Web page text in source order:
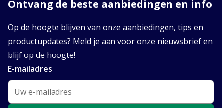
Ontvang de beste aanbiedingen en info
Op de hoogte blijven van onze aanbiedingen, tips en
productupdates? Meld je aan voor onze nieuwsbrief en
blijf op de hoogte!
E-mailadres